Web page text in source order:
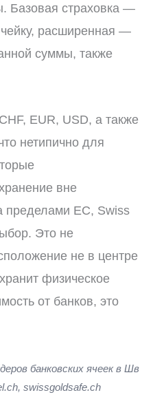
Базовая страховка —
расширенная —
суммы, также
EUR, USD, а также
нетипично для
вне
пределами ЕС, Swiss
Это не
не в центре
физическое
от банков, это
банковских ячеек в
swissgoldsafe.ch